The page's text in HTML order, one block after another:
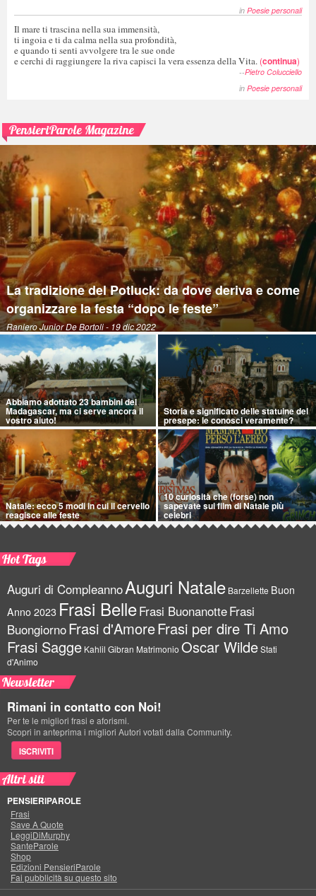
in Poesie personali
Il mare ti trascina nella sua immensità,
ti ingoia e ti da calma nella sua profondità,
e quando ti senti avvolgere tra le sue onde
e cerchi di raggiungere la riva capisci la vera essenza della Vita. (continua)
--Pietro Colucciello
in Poesie personali
PensieriParole Magazine
La tradizione del Potluck: da dove deriva e come
organizzare la festa “dopo le feste”
Raniero Junior De Bortoli- 19 dic 2022
Abbiamo adottato 23 bambini del
Madagascar, ma ci serve ancora il
vostro aiuto!
Storia e significato delle statuine del
presepe: le conosci veramente?
Natale: ecco 5 modi in cui il cervello
reagisce alle feste
10 curiosità che (forse) non
sapevate sui film di Natale più
celebri
Hot Tags
Auguri di CompleannoAuguri Natale Barzellette Buon
Anno 2023 Frasi BelleFrasi BuonanotteFrasi
BuongiornoFrasi d'AmoreFrasi per dire Ti Amo
Frasi Sagge Kahlil Gibran Matrimonio Oscar WildeStati
d'Animo
Newsletter
Rimani in contatto con Noi!
Per te le migliori frasi e aforismi.
Scopri in anteprima i migliori Autori votati dalla Community.
ISCRIVITI
Altri siti
PENSIERIPAROLE
Frasi
Save A Quote
LeggiDiMurphy
SanteParole
Shop
Edizioni PensieriParole
Fai pubblicità su questo sito